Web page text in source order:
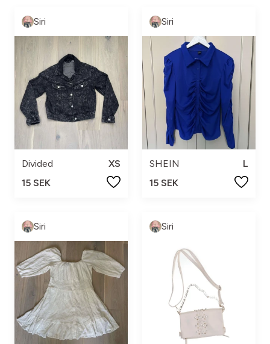
Siri
Divided
XS
15 SEK
Siri
SHEIN
L
15 SEK
Siri Siri